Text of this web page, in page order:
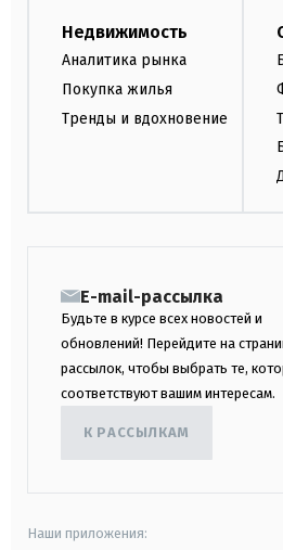
Недвижимость
Аналитика рынка
Покупка жилья
Тренды и вдохновение
E-mail-рассылка
Будьте в курсе всех новостей и
обновлений! Перейдите на
рассылок, чтобы выбрать те,
соответствуют вашим интересам.
К РАССЫЛКАМ
Наши приложения: